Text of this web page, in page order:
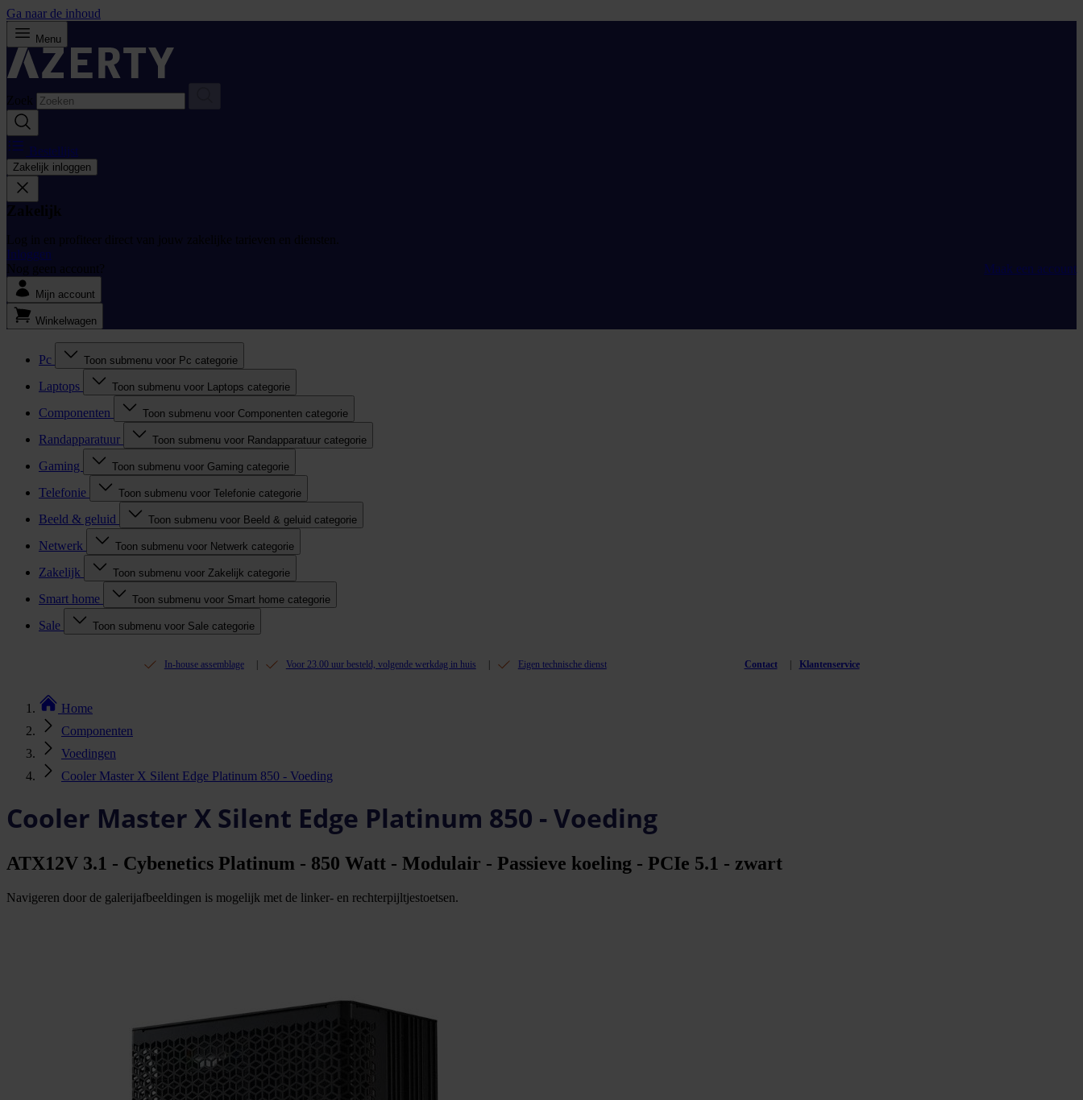
Ga naar de inhoud
Menu
Zoek
Bestellijst
Zakelijk inloggen
Zakelijk
Log in en profiteer direct van jouw zakelijke tarieven en diensten.
Inloggen
Nog geen account?
Maak een account
Mijn account
Winkelwagen
Pc Toon submenu voor Pc categorie
Laptops Toon submenu voor Laptops categorie
Componenten Toon submenu voor Componenten categorie
Randapparatuur Toon submenu voor Randapparatuur categorie
Gaming Toon submenu voor Gaming categorie
Telefonie Toon submenu voor Telefonie categorie
Beeld & geluid Toon submenu voor Beeld & geluid categorie
Netwerk Toon submenu voor Netwerk categorie
Zakelijk Toon submenu voor Zakelijk categorie
Smart home Toon submenu voor Smart home categorie
Sale Toon submenu voor Sale categorie
In-house assemblage Voor 23.00 uur besteld, volgende werkdag in huis Eigen technische dienst Contact Klantenservice
Home
Componenten
Voedingen
Cooler Master X Silent Edge Platinum 850 - Voeding
Cooler Master X Silent Edge Platinum 850 - Voeding
ATX12V 3.1 - Cybenetics Platinum - 850 Watt - Modulair - Passieve koeling - PCIe 5.1 - zwart
Navigeren door de galerijafbeeldingen is mogelijk met de linker- en rechterpijltjestoetsen.